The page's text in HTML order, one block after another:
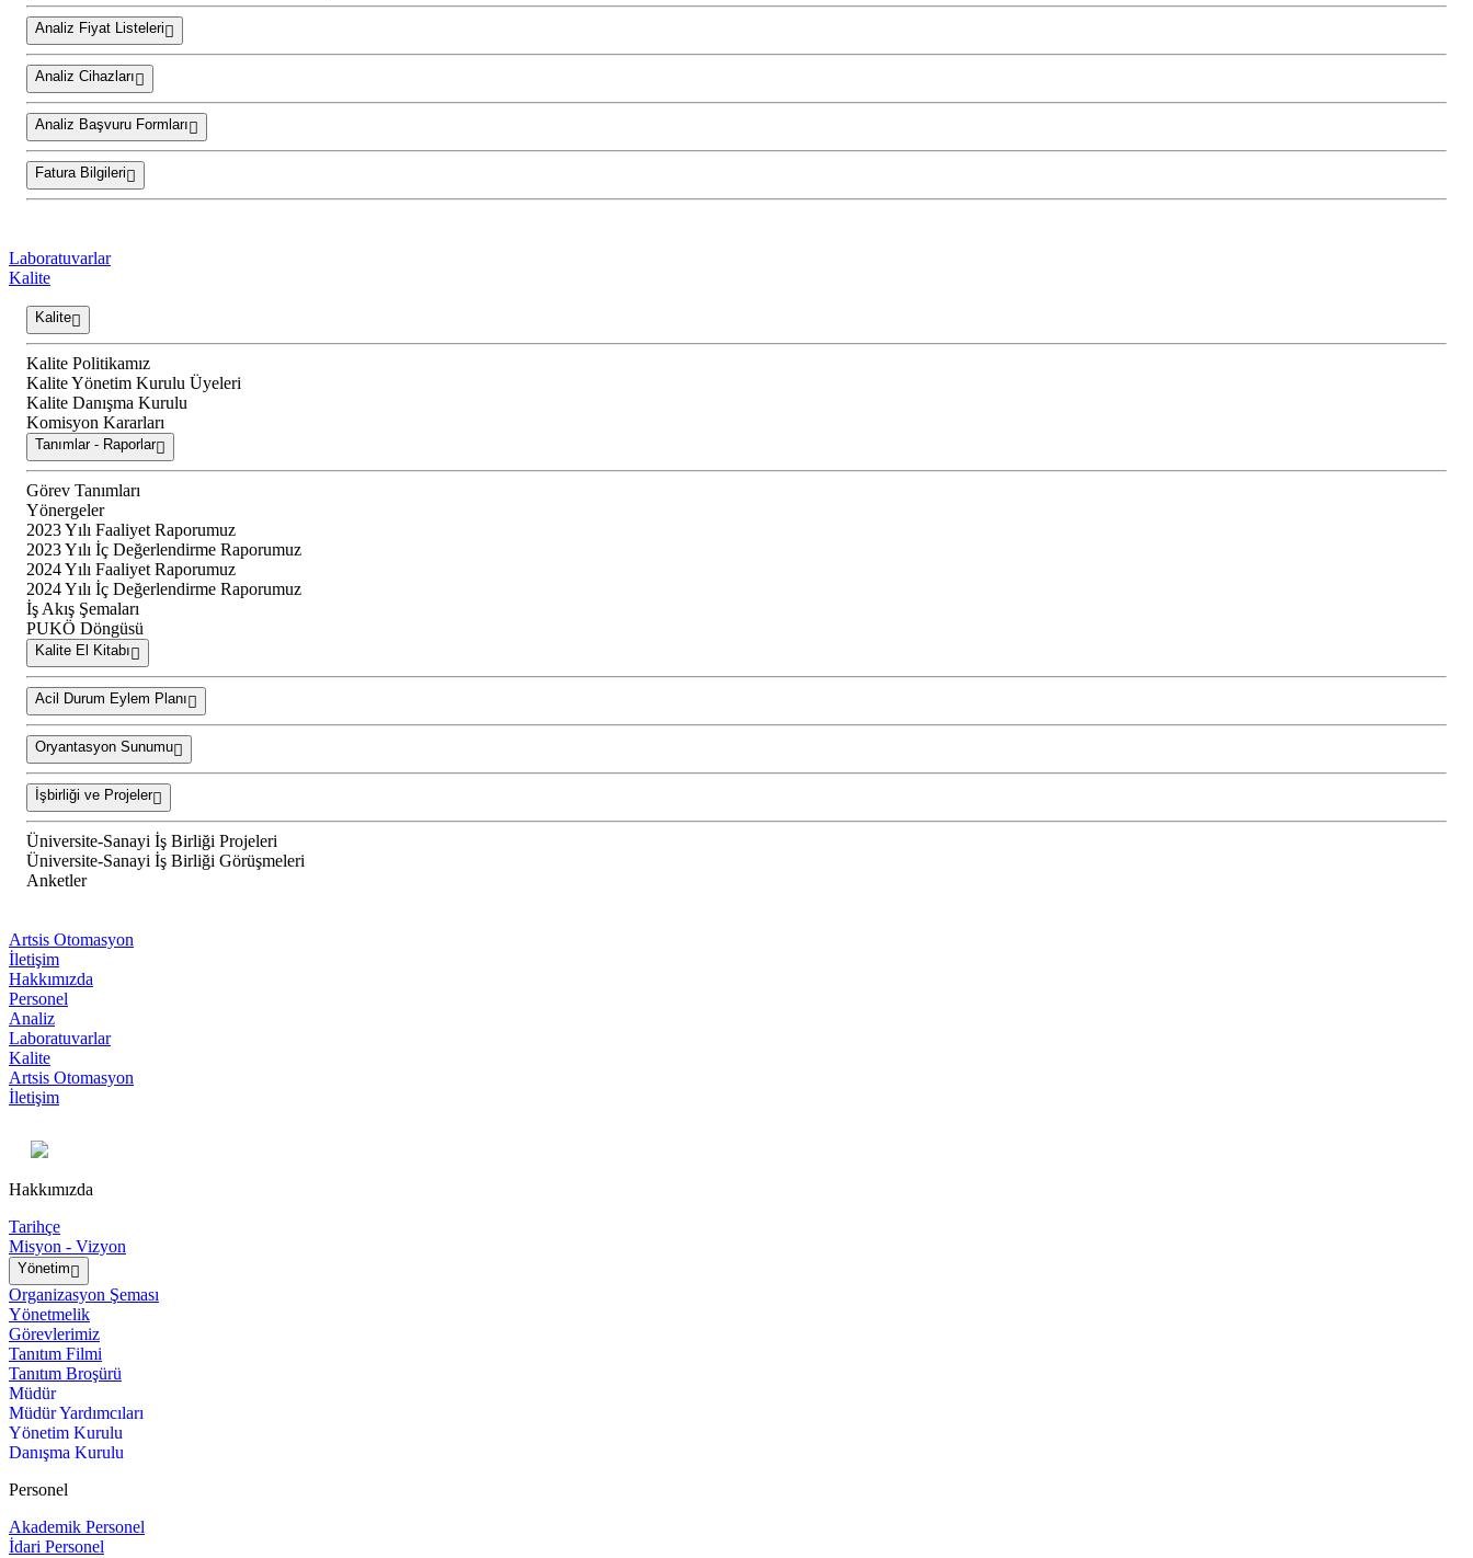
Analiz Fiyat Listeleri
Analiz Cihazları
Analiz Başvuru Formları
Fatura Bilgileri
Laboratuvarlar
Kalite
Kalite
Kalite Politikamız
Kalite Yönetim Kurulu Üyeleri
Kalite Danışma Kurulu
Komisyon Kararları
Tanımlar - Raporlar
Görev Tanımları
Yönergeler
2023 Yılı Faaliyet Raporumuz
2023 Yılı İç Değerlendirme Raporumuz
2024 Yılı Faaliyet Raporumuz
2024 Yılı İç Değerlendirme Raporumuz
İş Akış Şemaları
PUKÖ Döngüsü
Kalite El Kitabı
Acil Durum Eylem Planı
Oryantasyon Sunumu
İşbirliği ve Projeler
Üniversite-Sanayi İş Birliği Projeleri
Üniversite-Sanayi İş Birliği Görüşmeleri
Anketler
Artsis Otomasyon
İletişim
Hakkımızda
Personel
Analiz
Laboratuvarlar
Kalite
Artsis Otomasyon
İletişim
Hakkımızda
Tarihçe
Misyon - Vizyon
Yönetim
Organizasyon Şeması
Yönetmelik
Görevlerimiz
Tanıtım Filmi
Tanıtım Broşürü
Müdür
Müdür Yardımcıları
Yönetim Kurulu
Danışma Kurulu
Personel
Akademik Personel
İdari Personel